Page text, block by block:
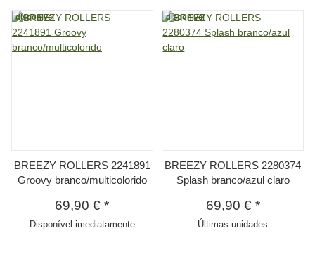
disponivel
BREEZY ROLLERS 2241891
Groovy branco/multicolorido
69,90 €*
Disponível imediatamente
disponivel
BREEZY ROLLERS 2280374
Splash branco/azul claro
69,90 € *
Últimas unidades